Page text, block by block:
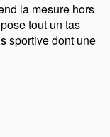
la mesure hors
tout un tas
sportive dont une